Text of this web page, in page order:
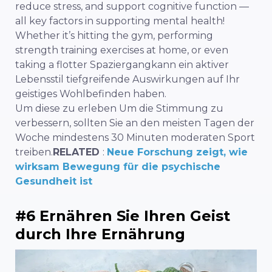
reduce stress, and support cognitive function —
all key factors in supporting mental health!
Whether it’s hitting the gym, performing
strength training exercises at home, or even
taking a flotter Spaziergang kann ein aktiver
Lebensstil tiefgreifende Auswirkungen auf Ihr
geistiges Wohlbefinden haben.
Um diese zu erleben Um die Stimmung zu
verbessern, sollten Sie an den meisten Tagen der
Woche mindestens 30 Minuten moderaten Sport
treiben. RELATED : Neue Forschung zeigt, wie
wirksam Bewegung für die psychische
Gesundheit ist
#6 Ernähren Sie Ihren Geist
durch Ihre Ernährung